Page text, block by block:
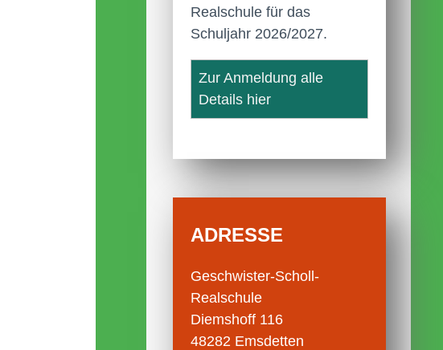
Realschule für das
Schuljahr 2026/2027.
Zur Anmeldung alle
Details hier
ADRESSE
Geschwister-Scholl-
Realschule
Diemshoff 116
48282 Emsdetten